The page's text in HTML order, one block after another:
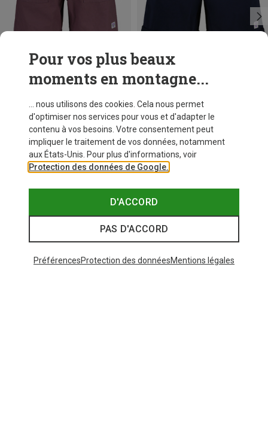
Vous économisez 48% Vous économisez 48%
Pour vos plus beaux
moments en montagne...
... nous utilisons des cookies. Cela nous permet
d'optimiser nos services pour vous et d'adapter le
contenu à vos besoins. Votre consentement peut
impliquer le traitement de vos données, notamment
aux États-Unis. Pour plus d'informations, voir
Protection des données de Google.
D'ACCORD
PAS D'ACCORD
PréférencesProtection des donnéesMentions légales